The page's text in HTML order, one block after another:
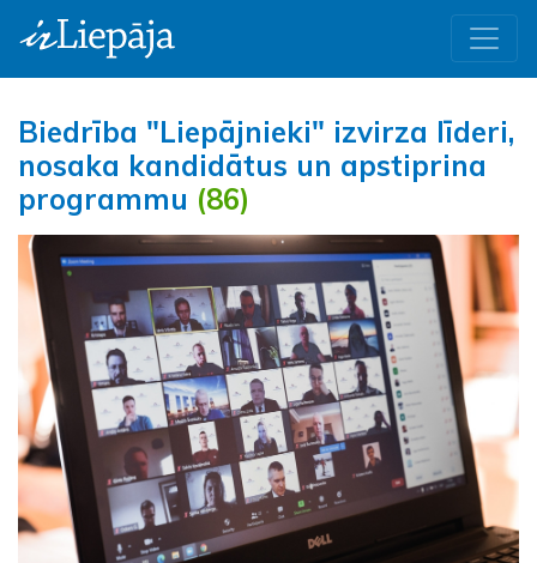
Biedrība "Liepājnieki" izvirza līderi,
nosaka kandidātus un apstiprina
programmu (86)